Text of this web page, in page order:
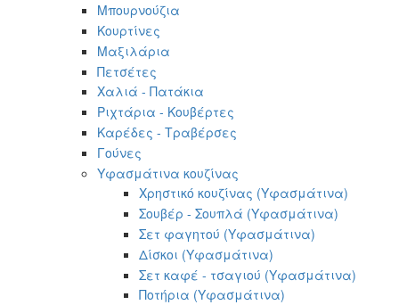
Μπουρνούζια
Κουρτίνες
Μαξιλάρια
Πετσέτες
Χαλιά - Πατάκια
Ριχτάρια - Κουβέρτες
Καρέδες - Τραβέρσες
Γούνες
Υφασμάτινα κουζίνας
Χρηστικό κουζίνας (Υφασμάτινα)
Σουβέρ - Σουπλά (Υφασμάτινα)
Σετ φαγητού (Υφασμάτινα)
Δίσκοι (Υφασμάτινα)
Σετ καφέ - τσαγιού (Υφασμάτινα)
Ποτήρια (Υφασμάτινα)